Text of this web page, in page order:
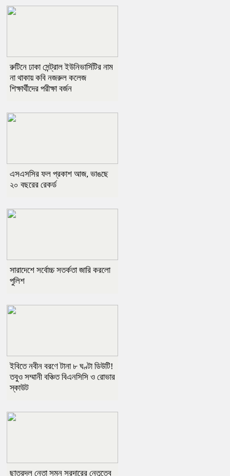
রুটিনে ঢাকা সেন্ট্রাল ইউনিভার্সিটির নাম
না থাকায় কবি নজরুল কলেজ
শিক্ষার্থীদের পরীক্ষা বর্জন
এসএসসির ফল প্রকাশ আজ, ভাঙছে
২০ বছরের রেকর্ড
সারাদেশে সর্বোচ্চ সতর্কতা জারি করলো
পুলিশ
ইবিতে নবীন বরণে টানা ৮ ঘণ্টা ডিউটি!
তবুও সম্মানী বঞ্চিত বিএনসিসি ও রোভার
স্কাউট
ছাত্রদল নেতা সুমন সরদারের নেতৃত্বে